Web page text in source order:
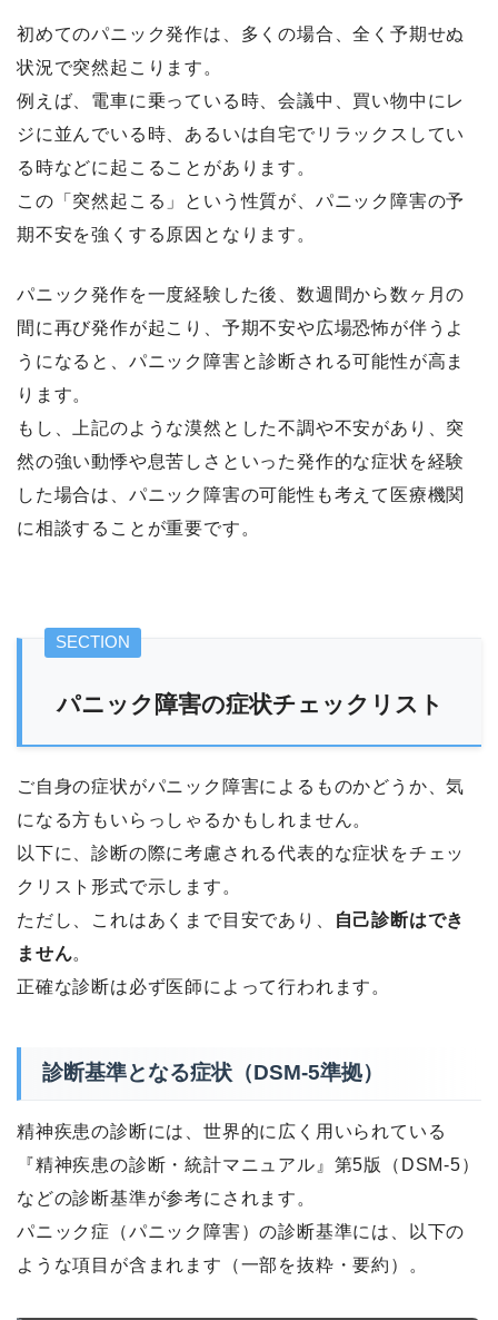
初めてのパニック発作は、多くの場合、全く予期せぬ
状況で突然起こります。
例えば、電車に乗っている時、会議中、買い物中にレ
ジに並んでいる時、あるいは自宅でリラックスしてい
る時などに起こることがあります。
この「突然起こる」という性質が、パニック障害の予
期不安を強くする原因となります。
パニック発作を一度経験した後、数週間から数ヶ月の
間に再び発作が起こり、予期不安や広場恐怖が伴うよ
うになると、パニック障害と診断される可能性が高ま
ります。
もし、上記のような漠然とした不調や不安があり、突
然の強い動悸や息苦しさといった発作的な症状を経験
した場合は、パニック障害の可能性も考えて医療機関
に相談することが重要です。
パニック障害の症状チェックリスト
ご自身の症状がパニック障害によるものかどうか、気
になる方もいらっしゃるかもしれません。
以下に、診断の際に考慮される代表的な症状をチェッ
クリスト形式で示します。
ただし、これはあくまで目安であり、
自己診断はでき
ません。
正確な診断は必ず医師によって行われます。
診断基準となる症状（DSM-5準拠）
精神疾患の診断には、世界的に広く用いられている
『精神疾患の診断・統計マニュアル』第5版（DSM-5）
などの診断基準が参考にされます。
パニック症（パニック障害）の診断基準には、以下の
ような項目が含まれます（一部を抜粋・要約）。